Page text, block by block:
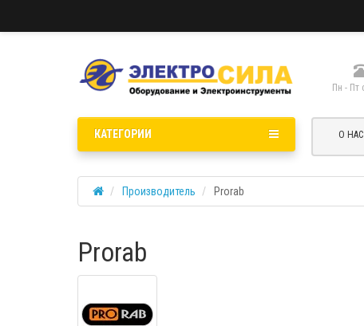
Пн - Пт
О НАС
КАТЕГОРИИ
Производитель Prorab
Prorab